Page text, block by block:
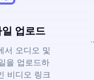
업로드
서 오디오 및
을 업로드하
비디오 링크